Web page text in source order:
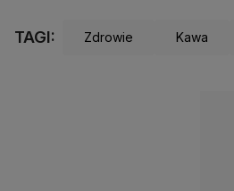
TAGI: Zdrowie Kawa